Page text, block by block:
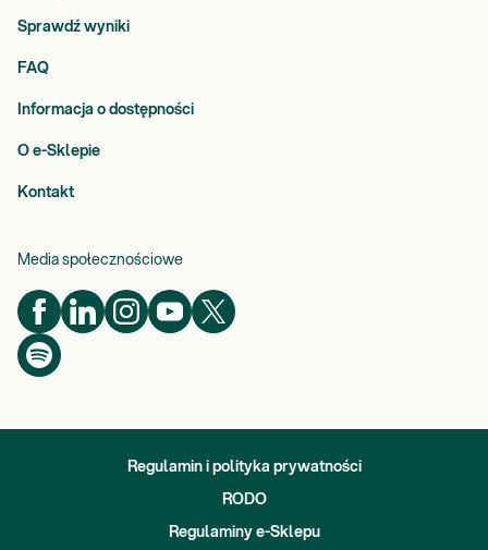
Sprawdź wyniki
FAQ
Informacja o dostępności
O e-Sklepie
Kontakt
Media społecznościowe
Regulamin i polityka prywatności
RODO
Regulaminy e-Sklepu